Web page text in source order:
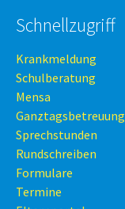
Schnellzugriff
Krankmeldung
Schulberatung
Mensa
Ganztagsbetreuung
Sprechstunden
Rundschreiben
Formulare
Termine